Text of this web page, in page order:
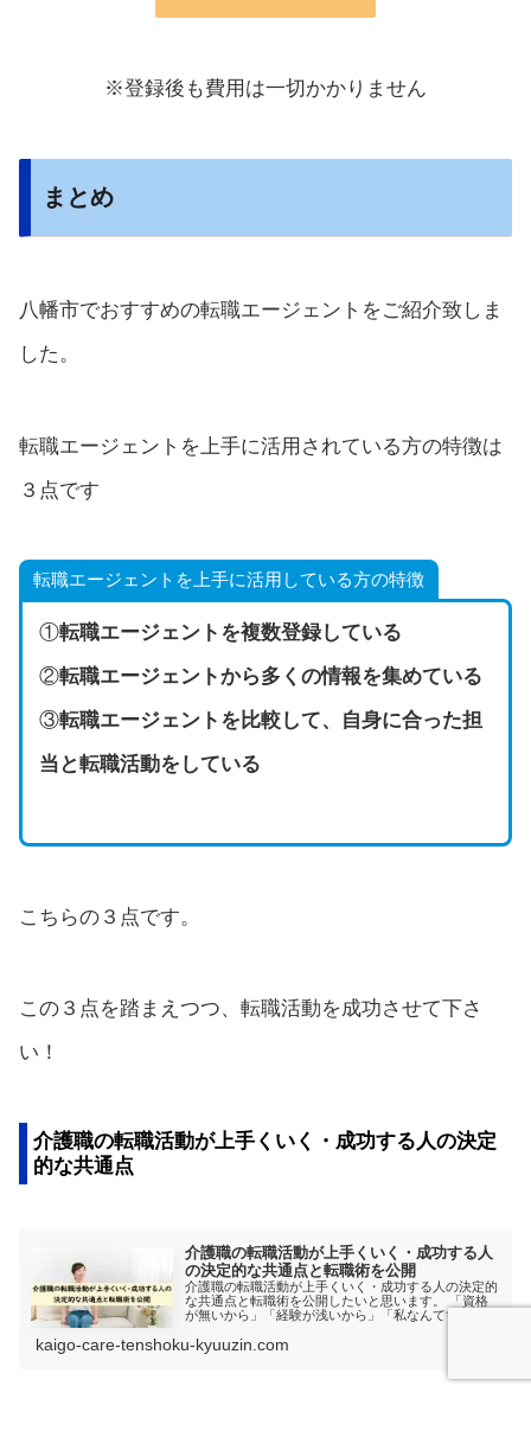
※登録後も費用は一切かかりません
まとめ
八幡市でおすすめの転職エージェントをご紹介致しま
した。
転職エージェントを上手に活用されている方の特徴は
３点です
転職エージェントを上手に活用している方の特徴
①転職エージェントを複数登録している
②転職エージェントから多くの情報を集めている
③転職エージェントを比較して、自身に合った担
当と転職活動をしている
こちらの３点です。
この３点を踏まえつつ、転職活動を成功させて下さ
い！
介護職の転職活動が上手くいく・成功する人の決定
的な共通点
介護職の転職活動が上手くいく・成功する人
の決定的な共通点と転職術を公開
介護職の転職活動が上手くいく・成功する人の決定的
な共通点と転職術を公開したいと思います。 「資格
が無いから」「経験が浅いから」「私なんてすぐ採用
転職活動が成功している人の共通点と転職術を理解で
きると思います。
kaigo-care-tenshoku-kyuuzin.com